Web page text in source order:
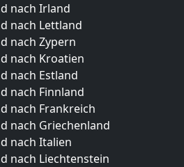
nach Irland
nach Lettland
nach Zypern
nach Kroatien
nach Estland
nach Finnland
nach Frankreich
nach Griechenland
nach Italien
nach Liechtenstein